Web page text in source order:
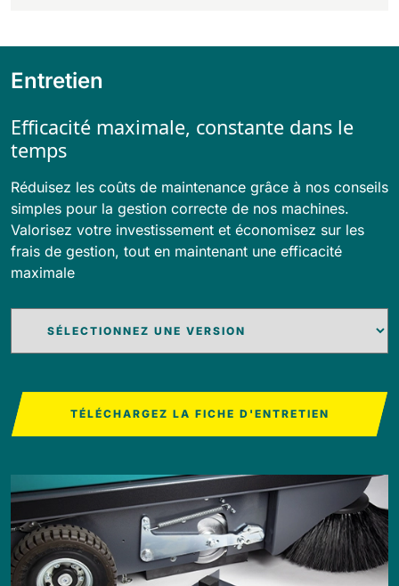
Entretien
Efficacité maximale, constante dans le
temps
Réduisez les coûts de maintenance grâce à nos conseils
simples pour la gestion correcte de nos machines.
Valorisez votre investissement et économisez sur les
frais de gestion, tout en maintenant une efficacité
maximale
TÉLÉCHARGEZ LA FICHE D'ENTRETIEN